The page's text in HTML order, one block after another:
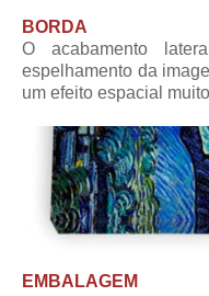
BORDA
O acabamento
espelhamento da
um efeito espacial
EMBALAGEM